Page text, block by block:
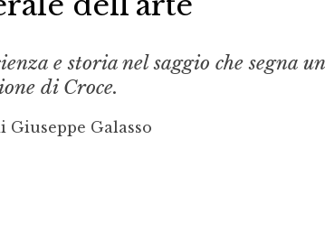
e storia nel saggio che segna
di Croce.
Giuseppe Galasso